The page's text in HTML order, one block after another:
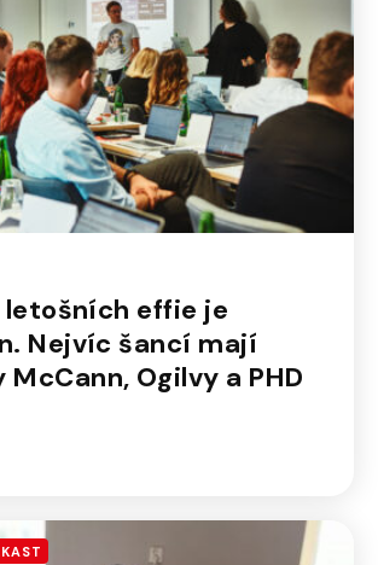
effie je
Nejvíc šancí mají
Ogilvy a PHD